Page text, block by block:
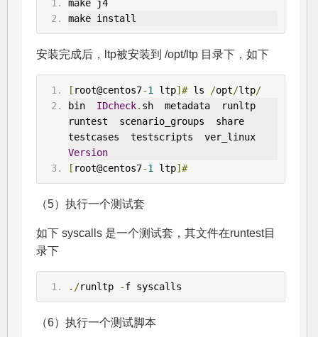
make j4
make install
安装完成后，ltp被安装到 /opt/ltp 目录下，如下
[ root@centos7-1 ltp]# ls /opt/ltp/
bin IDcheck. sh  metadata  runltp
runtest  scenario_groups  share
Version
[ root@centos7-1 ltp]#
（5）执行一个测试套
如下 syscalls 是一个测试套，其文件在runtest目
录下
./runltp -f syscalls
（6）执行一个测试脚本